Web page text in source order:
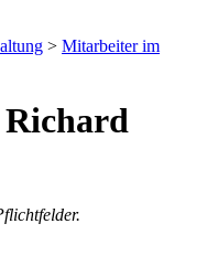
> Mitarbeiter im